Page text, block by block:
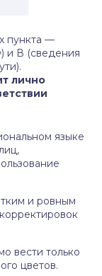
пункта —
и В (сведения
лично
языке
и ровным
вести только
цветов.